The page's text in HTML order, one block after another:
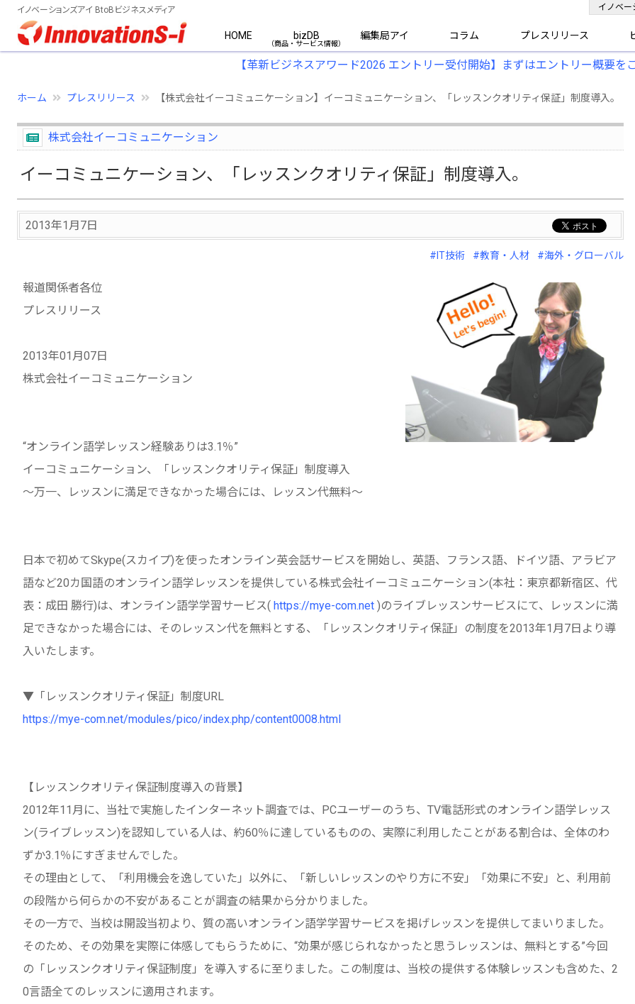
イノベーションズアイ BtoBビジネスメディア
HOME bizDB 編集局アイ コラム プレスリリース
イノベー
【革新ビジネスアワード2026 エントリー受付開始】まずはエントリー概要を
ホーム プレスリリース 【株式会社イーコミュニケーション】イーコミュニケーション、「レッスンクオリティ保証」制度導入。
株式会社イーコミュニケーション
イーコミュニケーション、「レッスンクオリティ保証」制度導入。
2013年1月7日
#IT技術 #教育・人材 #海外・グローバル
報道関係者各位
プレスリリース
2013年01月07日
株式会社イーコミュニケーション
“オンライン語学レッスン経験ありは3.1％”
イーコミュニケーション、「レッスンクオリティ保証」制度導入
～万一、レッスンに満足できなかった場合には、レッスン代無料～
日本で初めてSkype(スカイプ)を使ったオンライン英会話サービスを開始し、英語、フランス語、ドイツ語、アラビア
語など20カ国語のオンライン語学レッスンを提供している株式会社イーコミュニケーション(本社：東京都新宿区、代
表：成田 勝行)は、オンライン語学学習サービス( https://mye-com.net )のライブレッスンサービスにて、レッスンに満
足できなかった場合には、そのレッスン代を無料とする、「レッスンクオリティ保証」の制度を2013年1月7日より導
入いたします。
▼「レッスンクオリティ保証」制度URL
https://mye-com.net/modules/pico/index.php/content0008.html
【レッスンクオリティ保証制度導入の背景】
2012年11月に、当社で実施したインターネット調査では、PCユーザーのうち、TV電話形式のオンライン語学レッス
ン(ライブレッスン)を認知している人は、約60％に達しているものの、実際に利用したことがある割合は、全体のわ
ずか3.1％にすぎませんでした。
その理由として、「利用機会を逸していた」以外に、「新しいレッスンのやり方に不安」「効果に不安」と、利用前
の段階から何らかの不安があることが調査の結果から分かりました。
その一方で、当校は開設当初より、質の高いオンライン語学学習サービスを掲げレッスンを提供してまいりました。
そのため、その効果を実際に体感してもらうために、“効果が感じられなかったと思うレッスンは、無料とする”今回
の「レッスンクオリティ保証制度」を導入するに至りました。この制度は、当校の提供する体験レッスンも含めた、2
0言語全てのレッスンに適用されます。